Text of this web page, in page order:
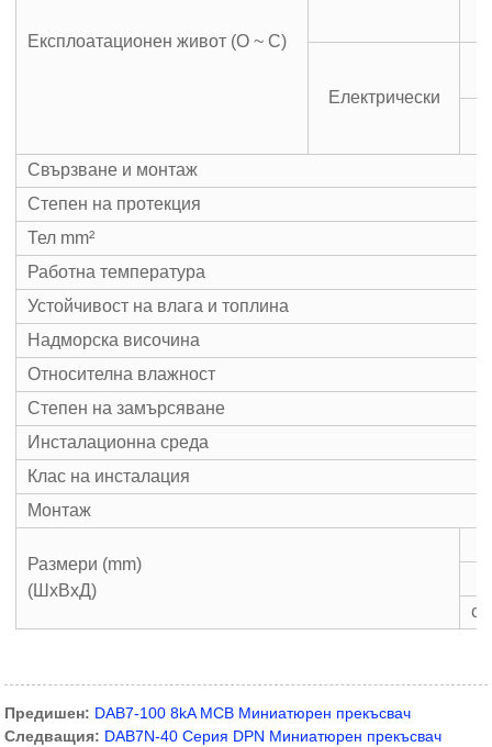
Експлоатационен живот (O ~ C)
Електрически
Свързване и монтаж
Степен на протекция
Тел mm²
Работна температура
Устойчивост на влага и топлина
Надморска височина
Относителна влажност
Степен на замърсяване
Инсталационна среда
Клас на инсталация
Монтаж
Размери (mm)
(ШxВxД)
c
Предишен: DAB7-100 8kA MCB Миниатюрен прекъсвач
Следващия: DAB7N-40 Серия DPN Миниатюрен прекъсвач